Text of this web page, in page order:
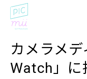
カメラメ
Watch」に